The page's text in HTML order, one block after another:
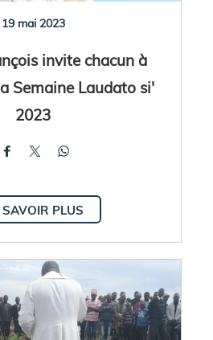
19 mai 2023
invite chacun à
Semaine Laudato si'
2023
SAVOIR PLUS